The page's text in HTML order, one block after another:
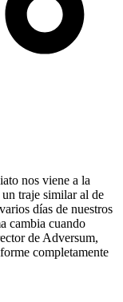
nos viene a la
traje similar al de
días de nuestros
cambia cuando
de Adversum,
completamente